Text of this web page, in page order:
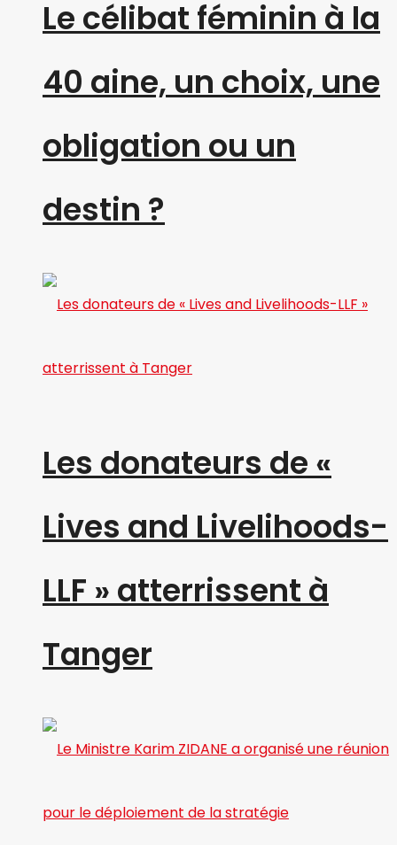
Le célibat féminin à la
40 aine, un choix, une
obligation ou un
destin ?
Les donateurs de «
Lives and Livelihoods-
LLF » atterrissent à
Tanger